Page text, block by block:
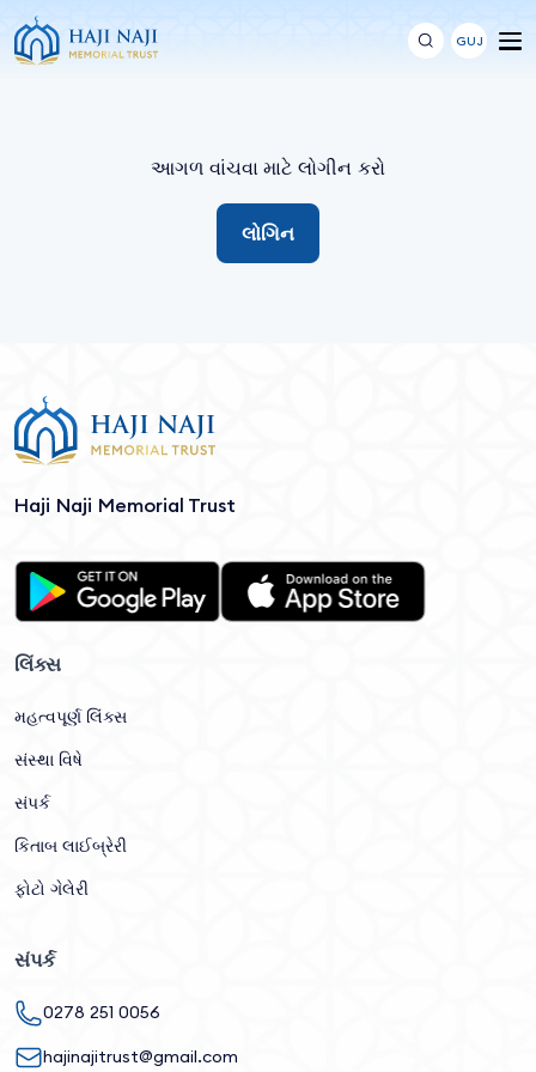
GUJ
આગળ વાંચવા માટે લોગીન કરો
લોગિન
Haji Naji Memorial Trust
લિંક્સ
મહત્વપૂર્ણ લિંક્સ
સંસ્થા વિષે
સંપર્ક
કિતાબ લાઈબ્રેરી
ફોટો ગેલેરી
સંપર્ક
0278 251 0056
hajinajitrust@gmail.com